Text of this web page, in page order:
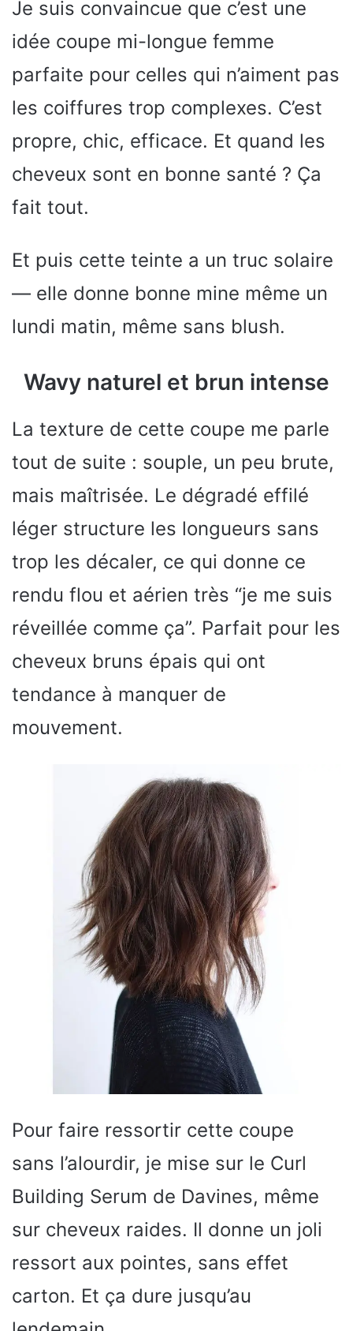
Je suis convaincue que c’est une
idée coupe mi-longue femme
parfaite pour celles qui n’aiment pas
les coiffures trop complexes. C’est
propre, chic, efficace. Et quand les
cheveux sont en bonne santé ? Ça
fait tout.
Et puis cette teinte a un truc solaire
— elle donne bonne mine même un
lundi matin, même sans blush.
Wavy naturel et brun intense
La texture de cette coupe me parle
tout de suite : souple, un peu brute,
mais maîtrisée. Le dégradé effilé
léger structure les longueurs sans
trop les décaler, ce qui donne ce
rendu flou et aérien très “je me suis
réveillée comme ça”. Parfait pour les
cheveux bruns épais qui ont
tendance à manquer de
mouvement.
Pour faire ressortir cette coupe
sans l’alourdir, je mise sur le Curl
Building Serum de Davines, même
sur cheveux raides. Il donne un joli
ressort aux pointes, sans effet
carton. Et ça dure jusqu’au